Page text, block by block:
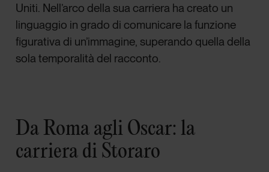
Uniti. Nell’arco della sua carriera ha creato un
linguaggio in grado di comunicare la funzione
figurativa di un’immagine, superando quella della
sola temporalità del racconto.
Da Roma agli Oscar: la
carriera di Storaro